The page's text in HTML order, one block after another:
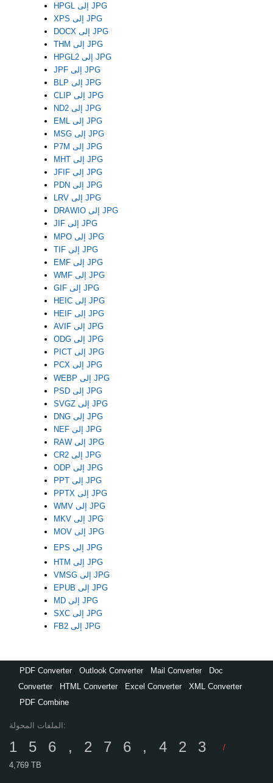
HPGL إلى JPG
XPS إلى JPG
DOCX إلى JPG
THM إلى JPG
HPGL2 إلى JPG
JPF إلى JPG
BLP إلى JPG
CLIP إلى JPG
ND2 إلى JPG
EML إلى JPG
MSG إلى JPG
P7M إلى JPG
MHT إلى JPG
JFIF إلى JPG
PDN إلى JPG
LRV إلى JPG
DRAWIO إلى JPG
JIF إلى JPG
MPO إلى JPG
TIF إلى JPG
EMF إلى JPG
WMF إلى JPG
GIF إلى JPG
HEIC إلى JPG
HEIF إلى JPG
AVIF إلى JPG
ODG إلى JPG
PICT إلى JPG
PCX إلى JPG
WEBP إلى JPG
PSD إلى JPG
SVGZ إلى JPG
DNG إلى JPG
NEF إلى JPG
RAW إلى JPG
CR2 إلى JPG
ODP إلى JPG
PPT إلى JPG
PPTX إلى JPG
WMV إلى JPG
MKV إلى JPG
MOV إلى JPG
EPS إلى JPG
HTM إلى JPG
VMSG إلى JPG
EPUB إلى JPG
MD إلى JPG
SXC إلى JPG
FB2 إلى JPG
PDF Converter Outlook Converter Mail Converter
Doc
Converter
HTML Converter Excel Converter XML Converter
PDF Combine
الملفات المحولة:
156,276,423
/
4,769 TB